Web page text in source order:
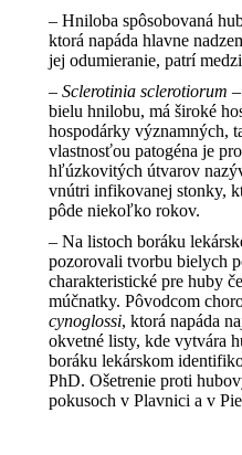
– Hniloba spôsobovaná
ktorá napáda hlavne
jej odumieranie, patrí
– Sclerotinia sclerotiorum
bielu hnilobu, má široké
hospodárky významných,
vlastnosťou patogéna je
hľúzkovitých útvarov
vnútri infikovanej stonky,
pôde niekoľko rokov.
– Na listoch boráku
pozorovali tvorbu bielych
charakteristické pre huby
múčnatky. Pôvodcom
cynoglossi, ktorá napáda
okvetné listy, kde vytvára
boráku lekárskom
PhD. Ošetrenie proti
pokusoch v Plavnici a v